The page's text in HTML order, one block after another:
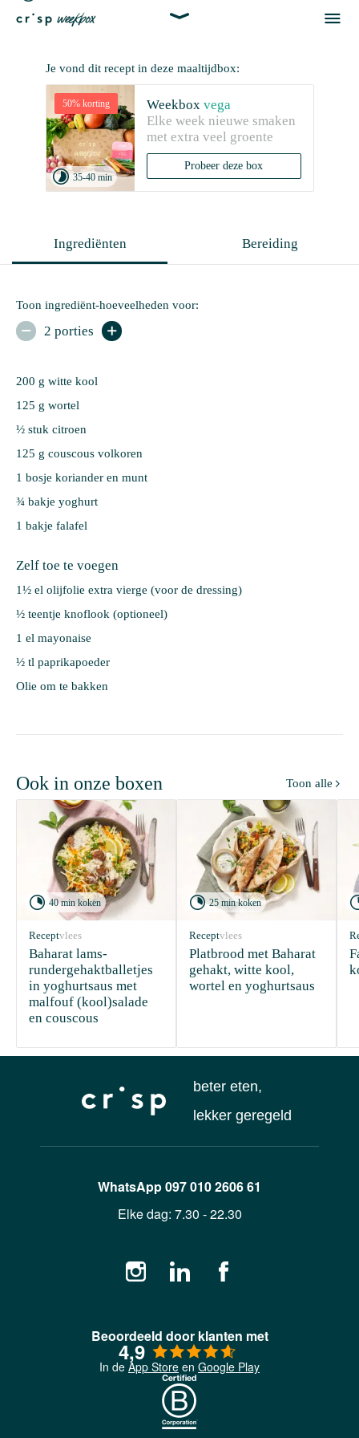


Je vond dit recept in deze maaltijdbox:
50% korting
35-40 min
Weekbox vega
Elke week nieuwe smaken
met extra veel groente
Probeer deze box
Ingrediënten Bereiding
Toon ingrediënt-hoeveelheden voor:
 2 porties 
200 g witte kool
125 g wortel
½ stuk citroen
125 g couscous volkoren
1 bosje koriander en munt
¾ bakje yoghurt
1 bakje falafel
Zelf toe te voegen
1½ el olijfolie extra vierge (voor de dressing)
½ teentje knoflook (optioneel)
1 el mayonaise
½ tl paprikapoeder
Olie om te bakken
Ook in onze boxen Toon alle 
 40 min koken
Receptvlees
Baharat lams-
rundergehaktballetjes
in yoghurtsaus met
malfouf (kool)salade
en couscous
25 min koken
Receptvlees
Platbrood met Baharat
gehakt, witte kool,
wortel en yoghurtsaus
beter eten,
lekker geregeld
WhatsApp097 010 2606 61
Elke dag: 7.30 - 22.30
Beoordeeld door klanten met
4,9
In de App Store en Google Play